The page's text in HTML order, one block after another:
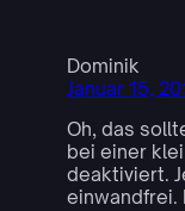
Dominik
Januar 15,
Oh, das
bei einer
deaktiviert.
einwandfrei.